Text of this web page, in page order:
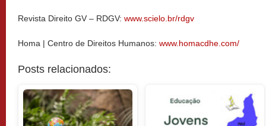
Revista Direito GV – RDGV: www.scielo.br/rdgv
Homa | Centro de Direitos Humanos: www.homacdhe.com/
Posts relacionados: